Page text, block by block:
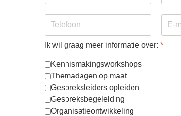
Ik wil graag meer informatie over: *
Kennismakingsworkshops
Themadagen op maat
Gespreksleiders opleiden
Gespreksbegeleiding
Organisatieontwikkeling